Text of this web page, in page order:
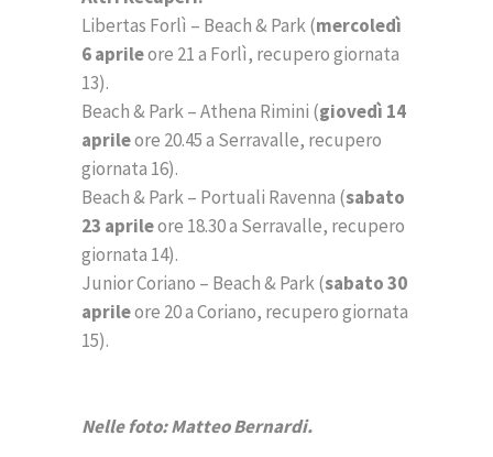
Libertas Forlì – Beach & Park (mercoledì
6 aprileore 21 a Forlì, recupero giornata
13).
Beach & Park – Athena Rimini (giovedì 14
aprileore 20.45 a Serravalle, recupero
giornata 16).
Beach & Park – Portuali Ravenna (sabato
23 aprileore 18.30 a Serravalle, recupero
giornata 14).
Junior Coriano – Beach & Park (sabato 30
aprileore 20 a Coriano, recupero giornata
15).
Nelle foto: Matteo Bernardi.